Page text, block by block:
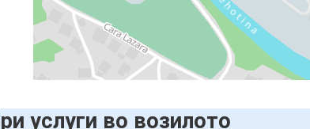
услуги во возилото